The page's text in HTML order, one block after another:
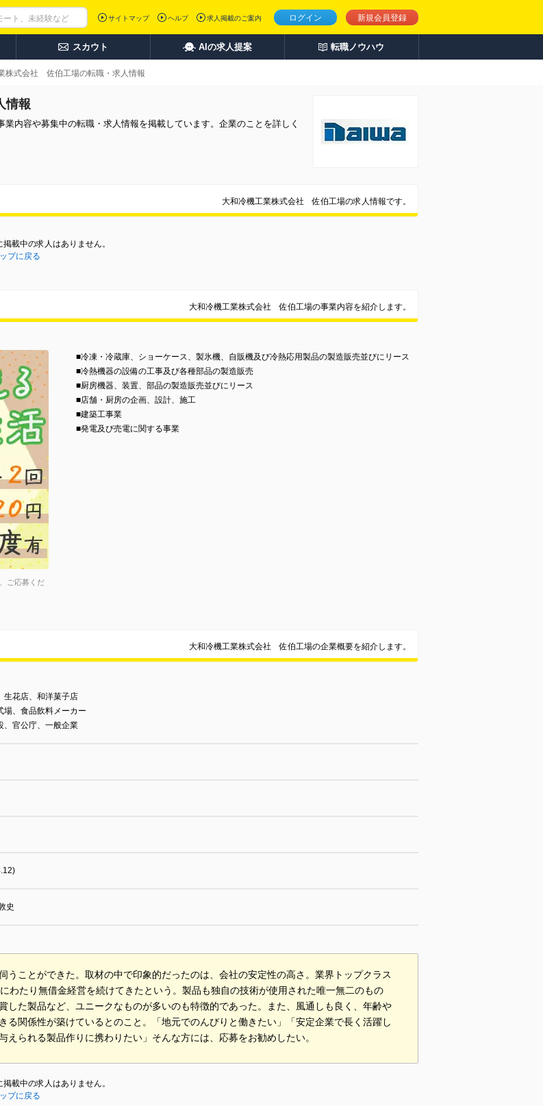
ログイン 新規会員登録
サイトマップ ヘルプ 求人掲載のご案内
スカウト AIの求人提案 転職ノウハウ
株式会社 佐伯工場の転職・求人情報
情報
内容や募集中の転職・求人情報を掲載しています。企業のことを詳しく
大和冷機工業株式会社 佐伯工場の求人情報です。
載中の求人はありません。
プに戻る
大和冷機工業株式会社 佐伯工場の事業内容を紹介します。
ご応募くだ
■冷凍・冷蔵庫、ショーケース、製氷機、自販機及び冷熱応用製品の製造販売並びにリース
■冷熱機器の設備の工事及び各種部品の製造販売
■厨房機器、装置、部品の製造販売並びにリース
■店舗・厨房の企画、設計、施工
■建築工事業
■発電及び売電に関する事業
大和冷機工業株式会社 佐伯工場の企業概要を紹介します。
花店、和洋菓子店
、食品飲料メーカー
官公庁、一般企業
史
うことができた。取材の中で印象的だったのは、会社の安定性の高さ。業界トップクラス
わたり無借金経営を続けてきたという。製品も独自の技術が使用された唯一無二のもの
した製品など、ユニークなものが多いのも特徴的であった。また、風通しも良く、年齢や
る関係性が築けているとのこと。「地元でのんびりと働きたい」「安定企業で長く活躍し
えられる製品作りに携わりたい」そんな方には、応募をお勧めしたい。
載中の求人はありません。
プに戻る